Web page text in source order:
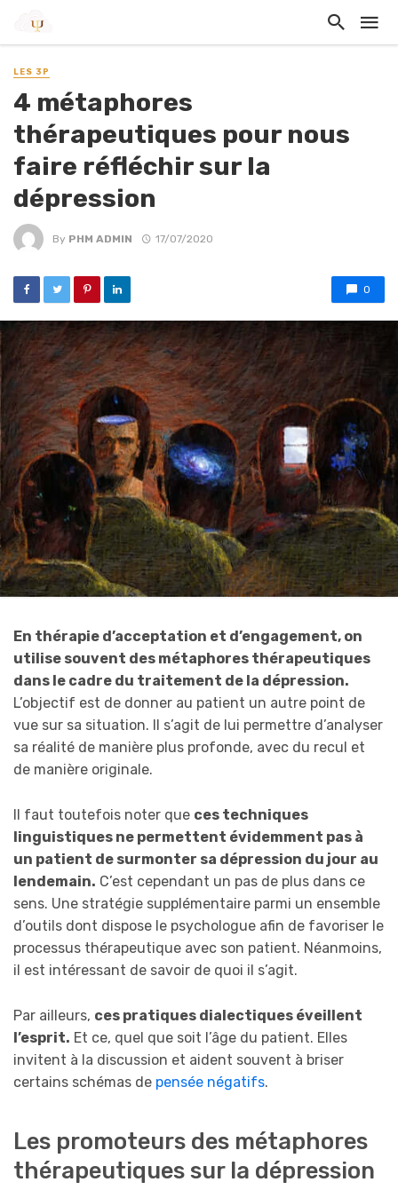
LES 3P
4 métaphores
thérapeutiques pour nous
faire réfléchir sur la
dépression
By PHM ADMIN 17/07/2020
0
En thérapie d’acceptation et d’engagement, on
utilise souvent des métaphores thérapeutiques
dans le cadre du traitement de la dépression.
L’objectif est de donner au patient un autre point de
vue sur sa situation. Il s’agit de lui permettre d’analyser
sa réalité de manière plus profonde, avec du recul et
de manière originale.
Il faut toutefois noter que ces techniques
linguistiques ne permettent évidemment pas à
un patient de surmonter sa dépression du jour au
lendemain. C’est cependant un pas de plus dans ce
sens. Une stratégie supplémentaire parmi un ensemble
d’outils dont dispose le psychologue afin de favoriser le
processus thérapeutique avec son patient. Néanmoins,
il est intéressant de savoir de quoi il s’agit.
Par ailleurs, ces pratiques dialectiques éveillent
l’esprit. Et ce, quel que soit l’âge du patient. Elles
invitent à la discussion et aident souvent à briser
certains schémas de pensée négatifs.
Les promoteurs des métaphores
thérapeutiques sur la dépression